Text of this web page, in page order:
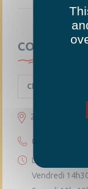
Chambellay
23 grande rue
02 41 95 10 54
Lundi 14h30-
Vendredi